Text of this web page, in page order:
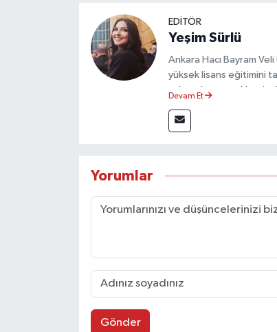
EDİTÖR
Yeşim Sürlü
Ankara Hacı Bayram
yüksek lisans eğitimini
çalışmalar
Devam Et
Yorumlar
Gönder